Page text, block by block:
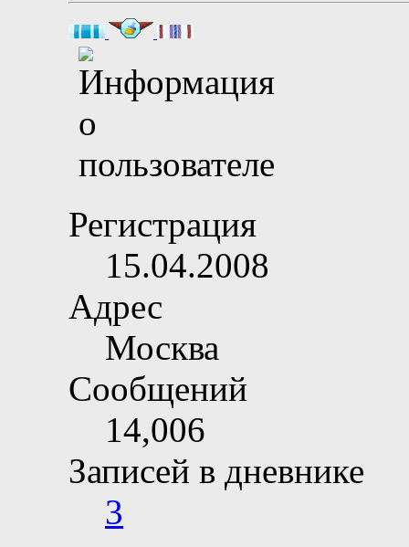
Регистрация
15.04.2008
Адрес
Москва
Сообщений
14,006
Записей в дневнике
3